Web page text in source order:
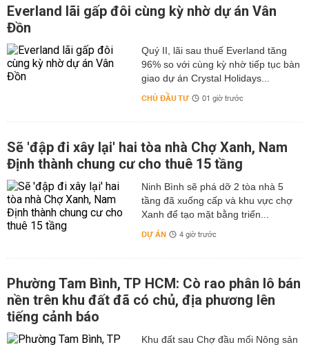
Everland lãi gấp đôi cùng kỳ nhờ dự án Vân
Đồn
Quý II, lãi sau thuế Everland tăng
96% so với cùng kỳ nhờ tiếp tục bàn
giao dự án Crystal Holidays...
CHỦ ĐẦU TƯ 01 giờ trước
Sẽ 'đập đi xây lại' hai tòa nhà Chợ Xanh, Nam
Định thành chung cư cho thuê 15 tầng
Ninh Bình sẽ phá dỡ 2 tòa nhà 5
tầng đã xuống cấp và khu vực chợ
Xanh để tạo mặt bằng triển...
DỰ ÁN 4 giờ trước
Phường Tam Bình, TP HCM: Cò rao phân lô bán
nền trên khu đất đã có chủ, địa phương lên
tiếng cảnh báo
Khu đất sau Chợ đầu mối Nông sản